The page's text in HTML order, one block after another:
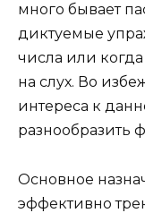
много бывает
диктуемые
числа или
на слух. Во
интереса к
Основное
эффективно